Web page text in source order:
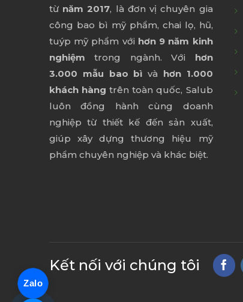
từ năm 2017, là đơn vị chuyên gia
công bao bì mỹ phẩm, chai lọ, hũ,
tuýp mỹ phẩm với hơn 9 năm kinh
nghiệm trong ngành. Với hơn
3.000 mẫu bao bì và hơn 1.000
khách hàng trên toàn quốc, Salub
luôn đồng hành cùng doanh
nghiệp từ thiết kế đến sản xuất,
giúp xây dựng thương hiệu mỹ
phẩm chuyên nghiệp và khác biệt.
Kết nối với chúng tôi
Zalo